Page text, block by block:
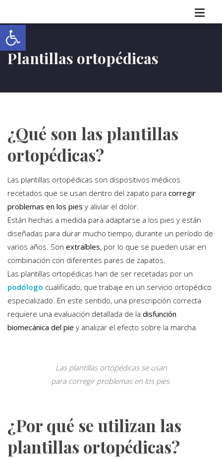
Abrir barra de herramientas
Plantillas ortopédicas
¿Qué son las plantillas
ortopédicas?
Las plantillas ortopédicas son dispositivos médicos
recetados que se usan dentro del zapato para corregir
problemas en los pies y aliviar el dolor.
Están hechas a medida para adaptarse a los pies y están
diseñadas para durar mucho tiempo, durante un período de
varios años. Son extraíbles, por lo que se pueden usar en
combinación con diferentes pares de zapatos.
Las plantillas ortopédicas han de ser recetadas por un
podólogo cualificado, que trabaje en un servicio ortopédico
especializado. En este sentido, una prescripción correcta
requiere una evaluación detallada de la disfunción
biomecánica del pie y analizar el efecto sobre la marcha.
Las plantillas ortopédicas se usan
para corregir problemas en los pies
¿Por qué se utilizan las
plantillas ortopédicas?